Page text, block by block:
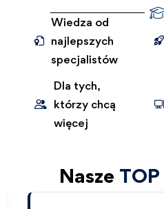
Wiedza od
najlepszych
specjalistów
Dla tych,
którzy chcą
więcej
Nasze TOP